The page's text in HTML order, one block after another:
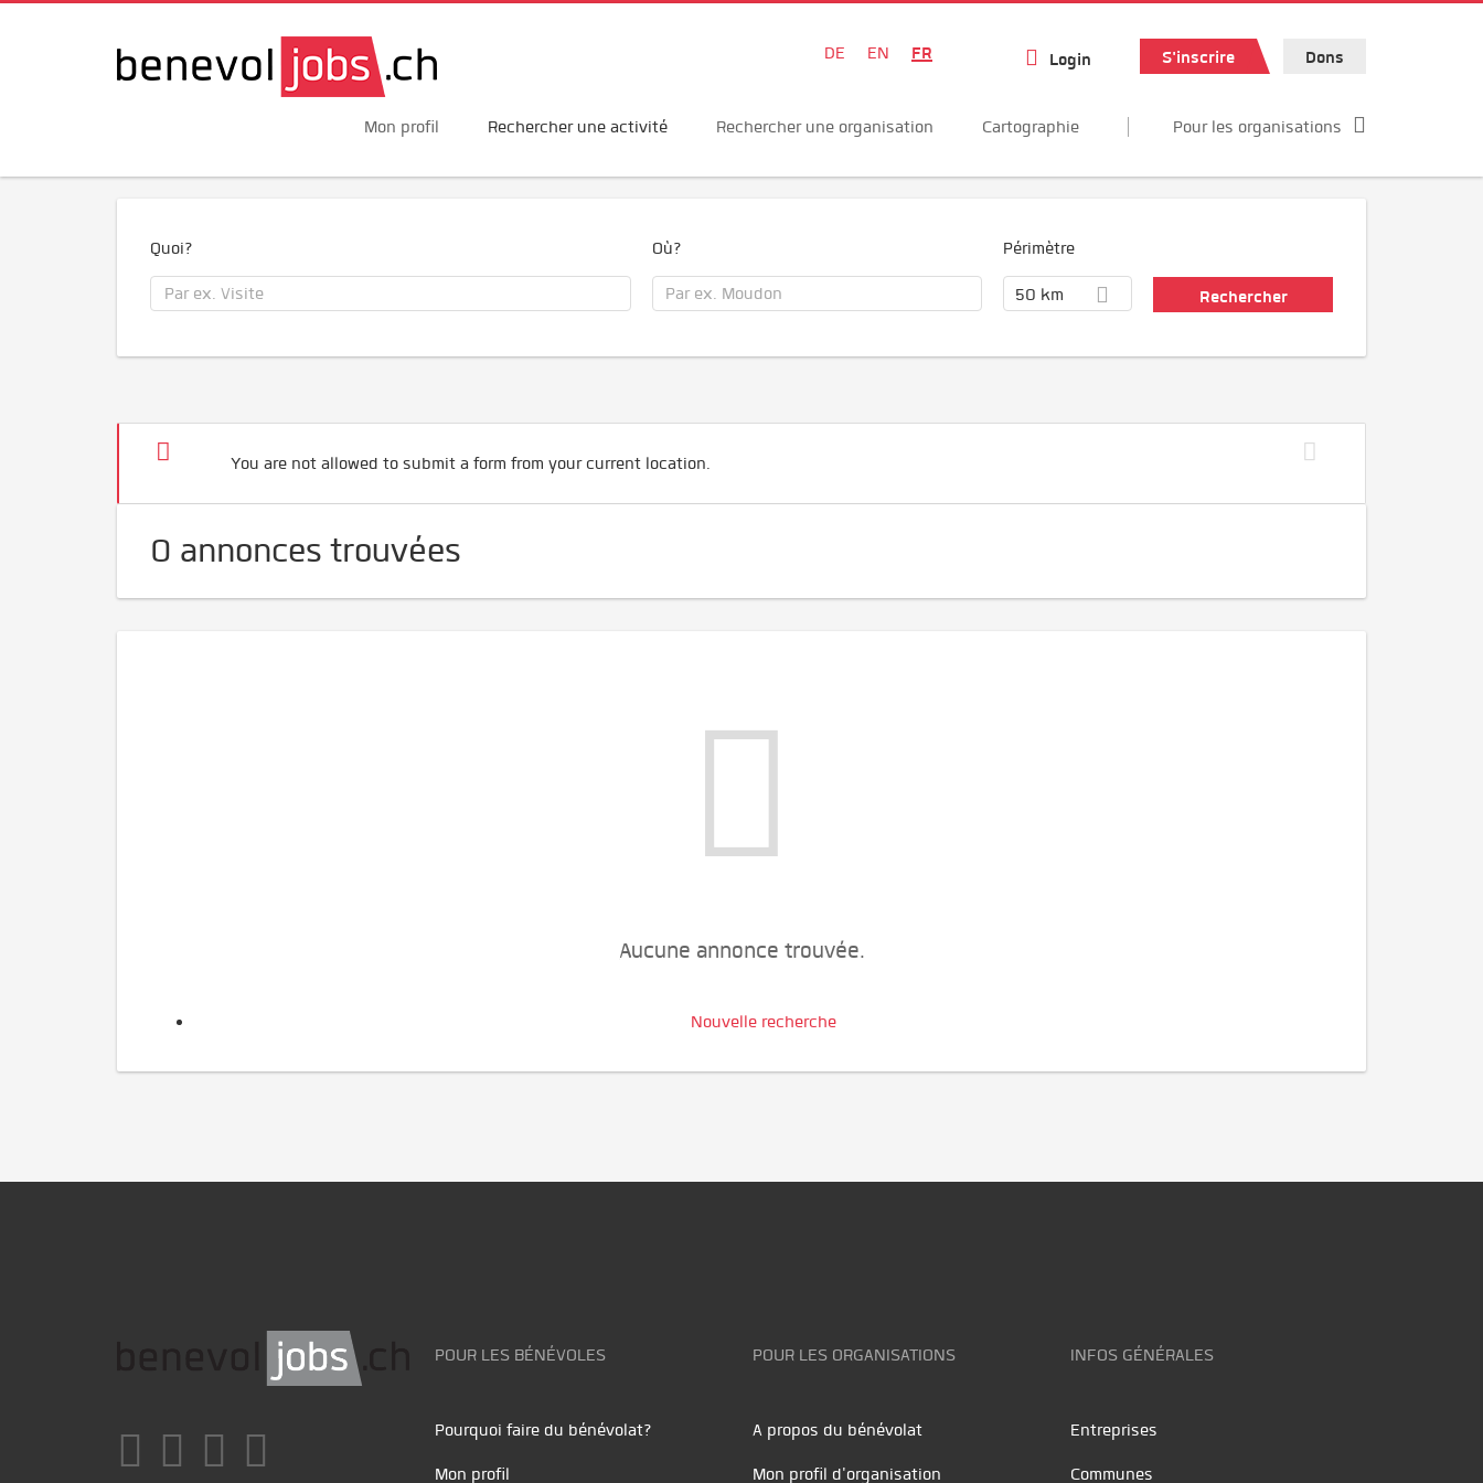
DE EN FR Login S'inscrire Dons
Mon profil Rechercher une activité Rechercher une organisation Cartographie Pour les organisations
Quoi? Où? Périmètre
50 km
You are not allowed to submit a form from your current location.
0 annonces trouvées
Aucune annonce trouvée.
Nouvelle recherche
POUR LES BÉNÉVOLES
Pourquoi faire du bénévolat?
Mon profil
POUR LES ORGANISATIONS
A propos du bénévolat
Mon profil d'organisation
INFOS GÉNÉRALES
Entreprises
Communes